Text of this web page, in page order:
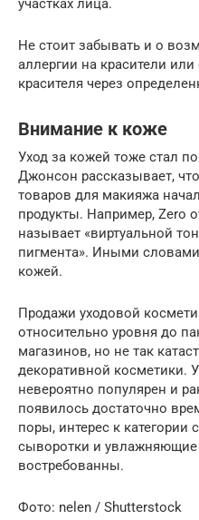
участках лица.
Не стоит забывать и о
аллергии на красители или
красителя через
Внимание к коже
Уход за кожей тоже стал
Джонсон рассказывает,
товаров для макияжа
продукты. Например, Zero
называет «виртуальной
пигмента». Иными
кожей.
Продажи уходовой
относительно уровня до
магазинов, но не так
декоративной косметики.
невероятно популярен и
появилось достаточно
поры, интерес к
сыворотки и увлажняющие
востребованны.
Фото: nelen / Shutterstock